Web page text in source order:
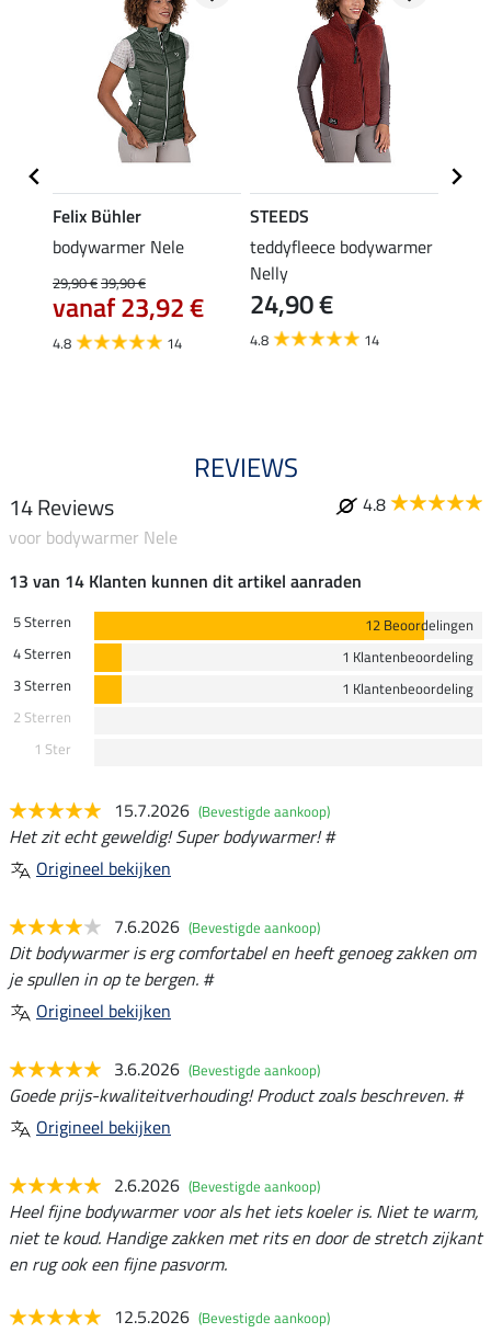
Felix Bühler
bodywarmer Nele
29,90 €39,90 €
vanaf 23,92 €
4.8 14
STEEDS
teddyfleece bodywarmer
Nelly
24,90 €
4.8 14
REVIEWS
14 Reviews
4.8
voor bodywarmer Nele
13 van 14 Klanten kunnen dit artikel aanraden
5 Sterren
12 Beoordelingen
4 Sterren
1 Klantenbeoordeling
3 Sterren
1 Klantenbeoordeling
2 Sterren
1 Ster
15.7.2026 (Bevestigde aankoop)
Het zit echt geweldig! Super bodywarmer! #
Origineel bekijken
7.6.2026 (Bevestigde aankoop)
Dit bodywarmer is erg comfortabel en heeft genoeg zakken om
je spullen in op te bergen. #
Origineel bekijken
3.6.2026 (Bevestigde aankoop)
Goede prijs-kwaliteitverhouding! Product zoals beschreven. #
Origineel bekijken
2.6.2026 (Bevestigde aankoop)
Heel fijne bodywarmer voor als het iets koeler is. Niet te warm,
niet te koud. Handige zakken met rits en door de stretch zijkant
en rug ook een fijne pasvorm.
12.5.2026 (Bevestigde aankoop)